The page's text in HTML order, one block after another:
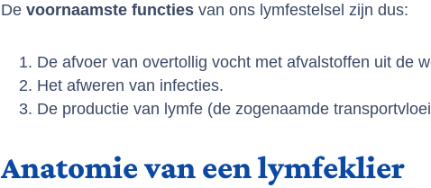
De voornaamste functiesvan ons lymfestelsel zijn dus:
De afvoer van overtollig vocht met afvalstoffen uit de
Het afweren van infecties.
De productie van lymfe (de zogenaamde
Anatomie van een lymfeklier